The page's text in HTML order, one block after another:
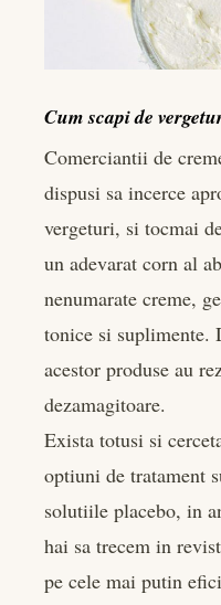
Cum scapi de
Comerciantii de
dispusi sa incerce
vergeturi, si tocmai
un adevarat corn al
nenumarate creme,
tonice si suplimente.
acestor produse au
dezamagitoare.
Exista totusi si
optiuni de tratament
solutiile placebo, in
hai sa trecem in
pe cele mai putin